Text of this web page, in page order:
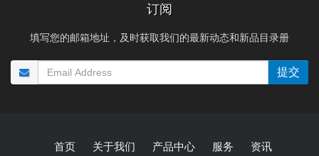
订阅
填写您的邮箱地址，及时获取我们的最新动态和新品目录册
提交
首页 关于我们 产品中心 服务 资讯